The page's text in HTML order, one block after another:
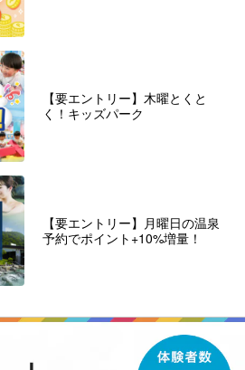
【要エントリー】木曜とくと
く！キッズパーク
【要エントリー】月曜日の温泉
予約でポイント+10%増量！